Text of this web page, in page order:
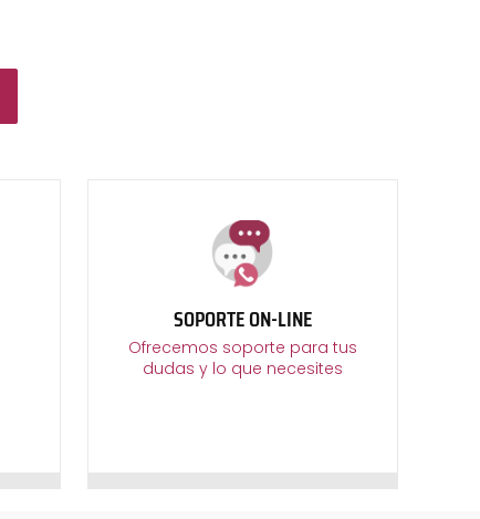
SOPORTE ON-LINE
Ofrecemos soporte para tus
dudas y lo que necesites